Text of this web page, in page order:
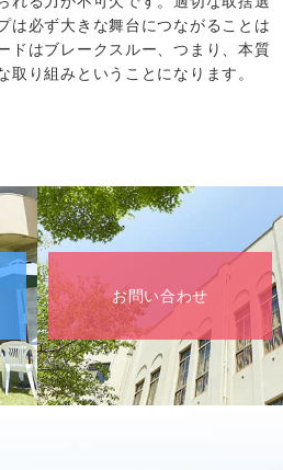
は必ず大きな舞台につながることは
ドはブレークスルー、つまり、本質
取り組みということになります。
お問い合わせ